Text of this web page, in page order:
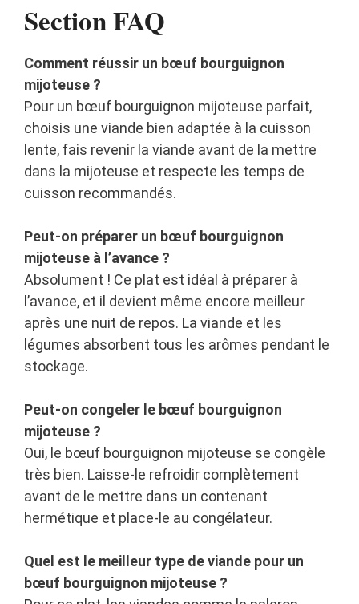
Section FAQ
Comment réussir un bœuf bourguignon
mijoteuse ?
Pour un bœuf bourguignon mijoteuse parfait,
choisis une viande bien adaptée à la cuisson
lente, fais revenir la viande avant de la mettre
dans la mijoteuse et respecte les temps de
cuisson recommandés.
Peut-on préparer un bœuf bourguignon
mijoteuse à l’avance ?
Absolument ! Ce plat est idéal à préparer à
l’avance, et il devient même encore meilleur
après une nuit de repos. La viande et les
légumes absorbent tous les arômes pendant le
stockage.
Peut-on congeler le bœuf bourguignon
mijoteuse ?
Oui, le bœuf bourguignon mijoteuse se congèle
très bien. Laisse-le refroidir complètement
avant de le mettre dans un contenant
hermétique et place-le au congélateur.
Quel est le meilleur type de viande pour un
bœuf bourguignon mijoteuse ?